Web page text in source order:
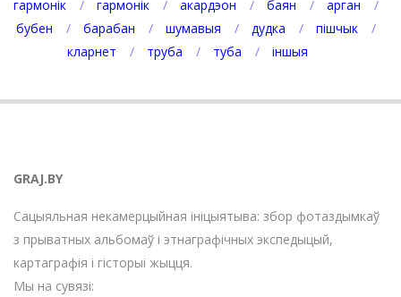
гармонік
гармонік акардэон баян
арган
бубен
барабан шумавыя дудка
пішчык
кларнет
труба туба іншыя
GRAJ.BY
Сацыяльная некамерцыйная ініцыятыва: збор фотаздымкаў
з прыватных альбомаў і этнаграфічных экспедыцый,
картаграфія і гісторыі жыцця.
Мы на сувязі: